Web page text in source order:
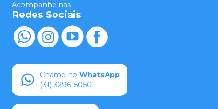
Acompanhe nas
Redes Sociais
Chame no WhatsApp
(31) 3296-5050